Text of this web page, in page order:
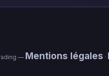
— Mentions légales ·